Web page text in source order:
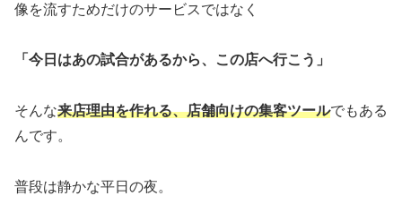
像を流すためだけのサービスではなく
「今日はあの試合があるから、この店へ行こう」
そんな来店理由を作れる、店舗向けの集客ツールでもある
んです。
普段は静かな平日の夜。